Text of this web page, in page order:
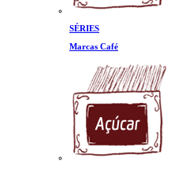
SÉRIES
Marcas Café